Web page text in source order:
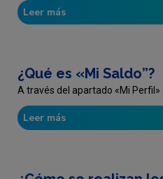
Leer más
¿Qué es «Mi Saldo”?
A través del apartado «Mi Perfil»
Leer más